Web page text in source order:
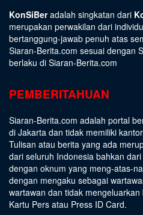
KonSiBeradalah singkatan dari
merupakan perwakilan dari
bertanggung-jawab penuh atas
Siaran-Berita.com sesuai dengan
berlaku di Siaran-Berita.com
PEMBERITAHUAN
Siaran-Berita.com adalah portal
di Jakarta dan tidak memiliki
Tulisan atau berita yang ada
dari seluruh Indonesia bahkan
dengan oknum yang meng-atas-
dengan mengaku sebagai
wartawan dan tidak
Kartu Pers atau Press ID Card.